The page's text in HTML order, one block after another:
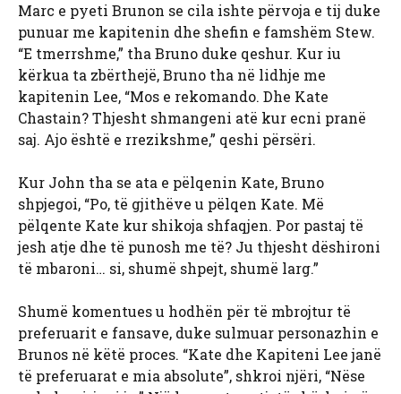
Marc e pyeti Brunon se cila ishte përvoja e tij duke
punuar me kapitenin dhe shefin e famshëm Stew.
“E tmerrshme,” tha Bruno duke qeshur. Kur iu
kërkua ta zbërthejë, Bruno tha në lidhje me
kapitenin Lee, “Mos e rekomando. Dhe Kate
Chastain? Thjesht shmangeni atë kur ecni pranë
saj. Ajo është e rrezikshme,” qeshi përsëri.
Kur John tha se ata e pëlqenin Kate, Bruno
shpjegoi, “Po, të gjithëve u pëlqen Kate. Më
pëlqente Kate kur shikoja shfaqjen. Por pastaj të
jesh atje dhe të punosh me të? Ju thjesht dëshironi
të mbaroni… si, shumë shpejt, shumë larg.”
Shumë komentues u hodhën për të mbrojtur të
preferuarit e fansave, duke sulmuar personazhin e
Brunos në këtë proces. “Kate dhe Kapiteni Lee janë
të preferuarat e mia absolute”, shkroi njëri, “Nëse